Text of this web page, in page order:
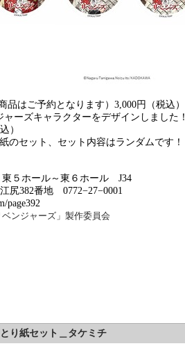
品はご予約となります）3,000円（税込）
ーズキャラクターをデザインしました！
）
のセット、セット内容はランダムです！
東５ホール～東６ホールJ34
尻382番地0772−27−0001
page392
ンジャーズ」製作委員会
り紙セット＿タケミチ